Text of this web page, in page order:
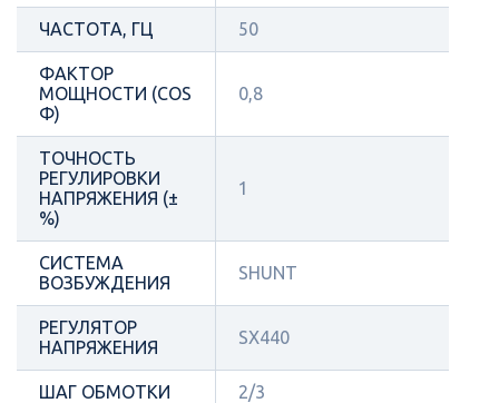
ЧАСТОТА, ГЦ 50
ФАКТОР
МОЩНОСТИ (COS
Φ)
0,8
ТОЧНОСТЬ
РЕГУЛИРОВКИ
НАПРЯЖЕНИЯ (±
%)
1
СИСТЕМА
ВОЗБУЖДЕНИЯ
SHUNT
РЕГУЛЯТОР
НАПРЯЖЕНИЯ
SX440
ШАГ ОБМОТКИ 2/3